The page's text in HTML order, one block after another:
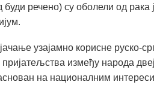
буди речено) су оболели од
узајамно корисне руско-
пријатељства између народа
на националним